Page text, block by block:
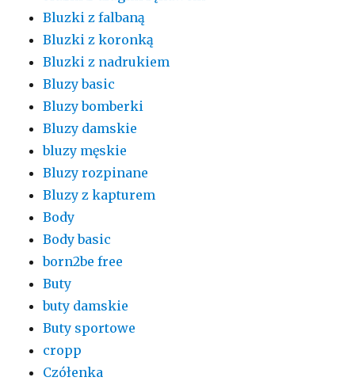
Bluzki z falbaną
Bluzki z koronką
Bluzki z nadrukiem
Bluzy basic
Bluzy bomberki
Bluzy damskie
bluzy męskie
Bluzy rozpinane
Bluzy z kapturem
Body
Body basic
born2be free
Buty
buty damskie
Buty sportowe
cropp
Czółenka